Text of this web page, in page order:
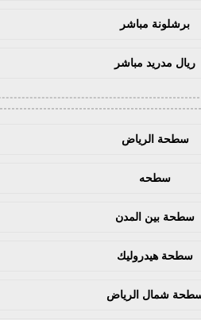
برشلونة مباشر
ريال مدريد مباشر
سطحة الرياض
سطحه
سطحة بين المدن
سطحة هيدروليك
شمال الرياض